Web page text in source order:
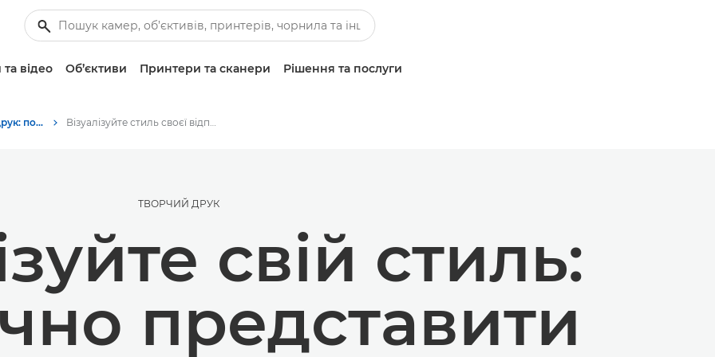
відео Об’єктиви Принтери та сканери Рішення та послуги
Фотографування та друк: поради та методи Візуалізуйте стиль своєї відпустки з Canon Zoemini 2
ТВОРЧИЙ ДРУК
свій стиль:
представити